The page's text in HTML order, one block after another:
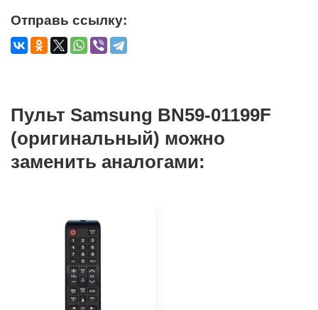
Отправь ссылку:
Пульт Samsung BN59-01199F
(оригинальный) можно
заменить аналогами: